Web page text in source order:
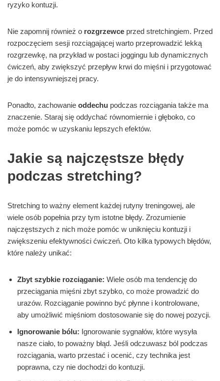
ryzyko kontuzji.
Nie zapomnij również o rozgrzewce przed stretchingiem. Przed
rozpoczęciem sesji rozciągającej warto przeprowadzić lekką
rozgrzewkę, na przykład w postaci joggingu lub dynamicznych
ćwiczeń, aby zwiększyć przepływ krwi do mięśni i przygotować
je do intensywniejszej pracy.
Ponadto, zachowanie oddechu podczas rozciągania także ma
znaczenie. Staraj się oddychać równomiernie i głęboko, co
może pomóc w uzyskaniu lepszych efektów.
Jakie są najczęstsze błędy
podczas stretching?
Stretching to ważny element każdej rutyny treningowej, ale
wiele osób popełnia przy tym istotne błędy. Zrozumienie
najczęstszych z nich może pomóc w uniknięciu kontuzji i
zwiększeniu efektywności ćwiczeń. Oto kilka typowych błędów,
które należy unikać:
Zbyt szybkie rozciąganie: Wiele osób ma tendencję do
przeciągania mięśni zbyt szybko, co może prowadzić do
urazów. Rozciąganie powinno być płynne i kontrolowane,
aby umożliwić mięśniom dostosowanie się do nowej pozycji.
Ignorowanie bólu: Ignorowanie sygnałów, które wysyła
nasze ciało, to poważny błąd. Jeśli odczuwasz ból podczas
rozciągania, warto przestać i ocenić, czy technika jest
poprawna, czy nie dochodzi do kontuzji.